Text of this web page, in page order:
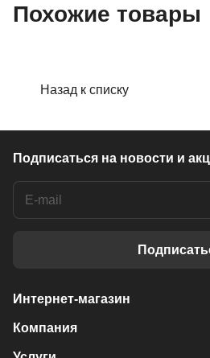
Похожие товары
Назад к списку
Подписаться на новости и
Интернет-магазин
Компания